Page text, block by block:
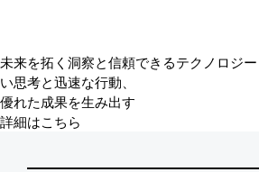
未来を拓く洞察と信頼できるテクノロジー
い思考と迅速な行動、
優れた成果を生み出す
詳細はこちら